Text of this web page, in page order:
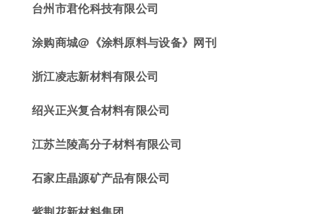
台州市君伦科技有限公司
涂购商城@ 《涂料原料与设备》网刊
浙江凌志新材料有限公司
绍兴正兴复合材料有限公司
江苏兰陵高分子材料有限公司
石家庄晶源矿产品有限公司